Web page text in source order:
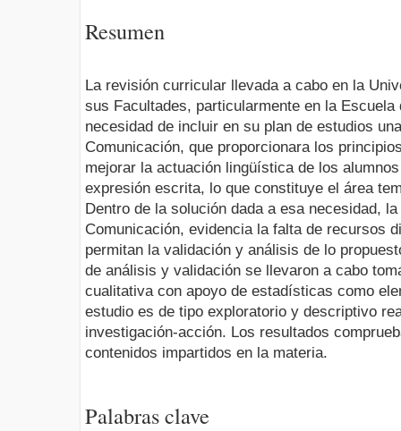
Resumen
La revisión curricular llevada a cabo en la
sus Facultades, particularmente en la
necesidad de incluir en su plan de estudios
Comunicación, que proporcionara los
mejorar la actuación lingüística de los
expresión escrita, lo que constituye el área
Dentro de la solución dada a esa necesidad,
Comunicación, evidencia la falta de recursos
permitan la validación y análisis de lo
de análisis y validación se llevaron a cabo
cualitativa con apoyo de estadísticas como
estudio es de tipo exploratorio y descriptivo
investigación-acción. Los resultados
contenidos impartidos en la materia.
Palabras clave